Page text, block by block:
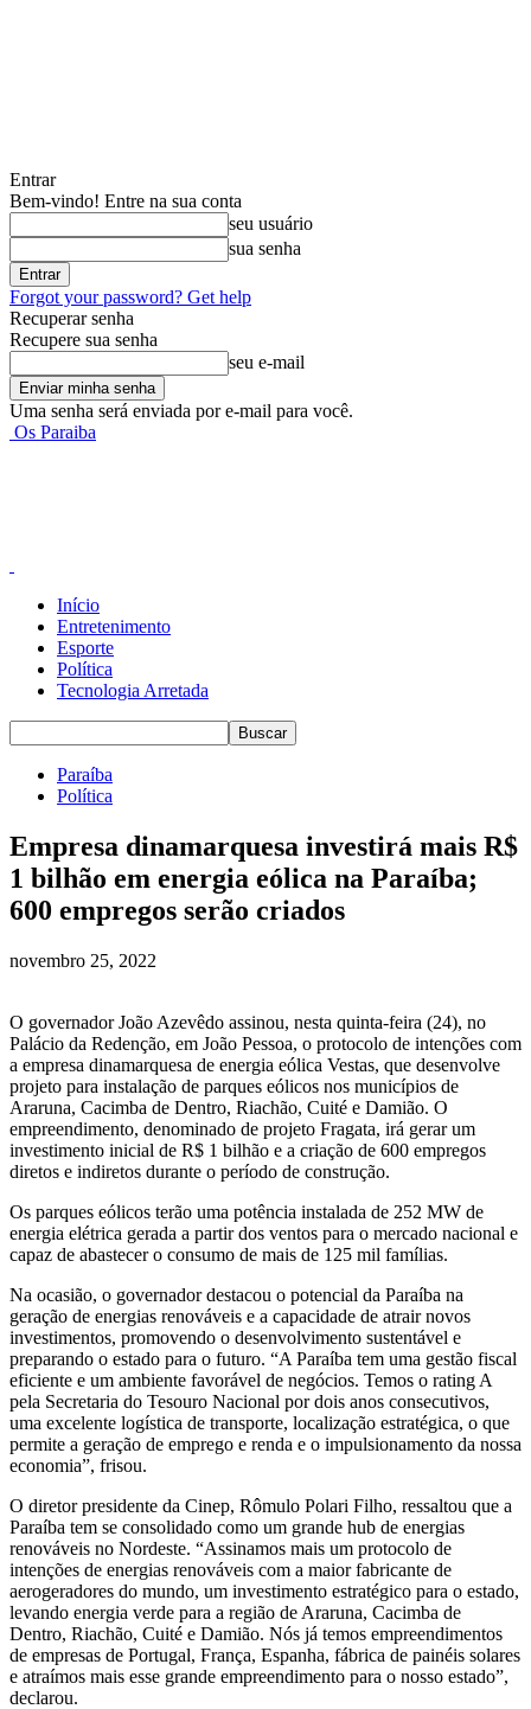
Entrar
Bem-vindo! Entre na sua conta
seu usuário
sua senha
Forgot your password? Get help
Recuperar senha
Recupere sua senha
seu e-mail
Uma senha será enviada por e-mail para você.
Os Paraiba
Início
Entretenimento
Esporte
Política
Tecnologia Arretada
Paraíba
Política
Empresa dinamarquesa investirá mais R$
1 bilhão em energia eólica na Paraíba;
600 empregos serão criados
novembro 25, 2022
O governador João Azevêdo assinou, nesta quinta-feira (24), no
Palácio da Redenção, em João Pessoa, o protocolo de intenções com
a empresa dinamarquesa de energia eólica Vestas, que desenvolve
projeto para instalação de parques eólicos nos municípios de
Araruna, Cacimba de Dentro, Riachão, Cuité e Damião. O
empreendimento, denominado de projeto Fragata, irá gerar um
investimento inicial de R$ 1 bilhão e a criação de 600 empregos
diretos e indiretos durante o período de construção.
Os parques eólicos terão uma potência instalada de 252 MW de
energia elétrica gerada a partir dos ventos para o mercado nacional e
capaz de abastecer o consumo de mais de 125 mil famílias.
Na ocasião, o governador destacou o potencial da Paraíba na
geração de energias renováveis e a capacidade de atrair novos
investimentos, promovendo o desenvolvimento sustentável e
preparando o estado para o futuro. “A Paraíba tem uma gestão fiscal
eficiente e um ambiente favorável de negócios. Temos o rating A
pela Secretaria do Tesouro Nacional por dois anos consecutivos,
uma excelente logística de transporte, localização estratégica, o que
permite a geração de emprego e renda e o impulsionamento da nossa
economia”, frisou.
O diretor presidente da Cinep, Rômulo Polari Filho, ressaltou que a
Paraíba tem se consolidado como um grande hub de energias
renováveis no Nordeste. “Assinamos mais um protocolo de
intenções de energias renováveis com a maior fabricante de
aerogeradores do mundo, um investimento estratégico para o estado,
levando energia verde para a região de Araruna, Cacimba de
Dentro, Riachão, Cuité e Damião. Nós já temos empreendimentos
de empresas de Portugal, França, Espanha, fábrica de painéis solares
e atraímos mais esse grande empreendimento para o nosso estado”,
declarou.